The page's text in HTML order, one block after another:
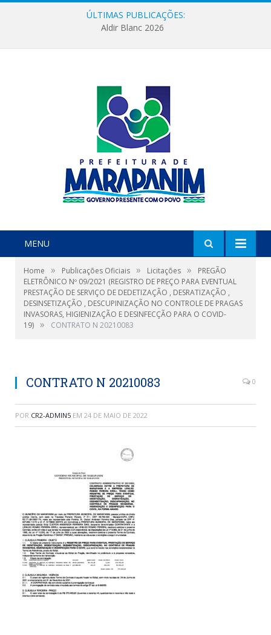
ÚLTIMAS PUBLICAÇÕES:
Aldir Blanc 2026
MENU
Home » Publicações Oficiais » Licitações »
PREGÃO
ELETRÔNICO Nº 09/2021 (REGISTRO DE PREÇO PARA EVENTUAL
PRESTAÇÃO DE SERVIÇO DE DEDETIZAÇÃO , DESRATIZAÇÃO ,
DESINSETIZAÇÃO , DESCUPINIZAÇÃO NO CONTROLE DE PRAGAS
INVASORAS, HIGIENIZAÇÃO E DESINFECÇÃO PARA O COVID-
19) » CONTRATO N 20210083
CONTRATO N 20210083 0
POR CR2-ADMIN5 EM 24 DE MAIO DE 2022